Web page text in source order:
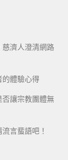
慈濟人澄清網路
的體驗心得
否讓宗教團體無
言蜚語吧！